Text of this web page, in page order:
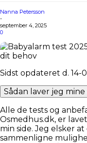
Nanna Petersson
-
september 4, 2025
0
Sidst opdateret d. 14-
Sådan laver jeg
Alle de tests og
Osmedhus.dk, er
min side. Jeg elsker
sammenligne